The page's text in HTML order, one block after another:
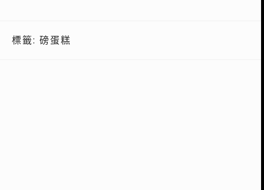
標籤: 磅蛋糕